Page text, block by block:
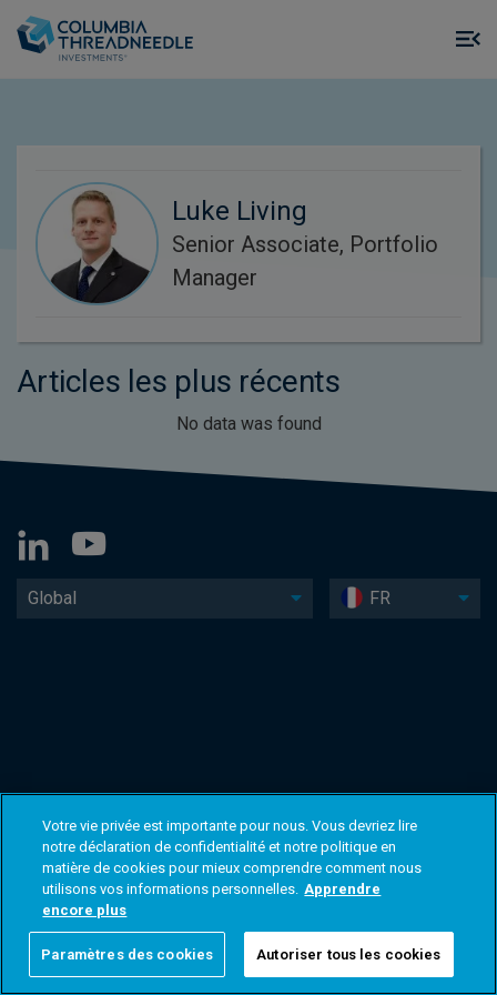
Luke Living
Senior Associate, Portfolio
Manager
Articles les plus récents
No data was found
Global FR
Votre vie privée est importante pour nous. Vous devriez lire
notre déclaration de confidentialité et notre politique en
matière de cookies pour mieux comprendre comment nous
utilisons vos informations personnelles. Apprendre
encore plus
Paramètres des cookies Autoriser tous les cookies